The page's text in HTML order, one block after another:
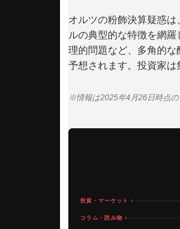
オルツの粉飾決算疑惑
ルの典型的な特徴を網
理的問題など、多角的
予想されます。投資家は
※情報は2025年4月26日時点
投資・マーケット ›
コラム・読み物 ›